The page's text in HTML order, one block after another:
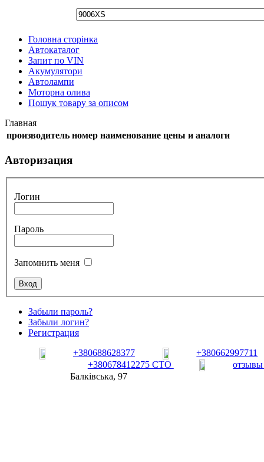
Головна сторінка
Автокаталог
Запит по VIN
Акумулятори
Автолампи
Моторна олива
Пошук товару за описом
Главная
производитель номер наименование цены и аналоги
Авторизация
Логин
Пароль
Запомнить меня
Забыли пароль?
Забыли логин?
Регистрация
+380688628377
+380662997711
+380678412275 СТО
Балківська, 97